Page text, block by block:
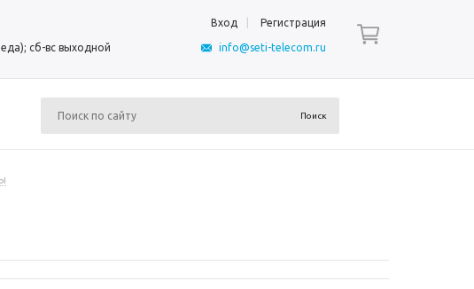
Вход Регистрация
сб-вс выходной info@seti-telecom.ru